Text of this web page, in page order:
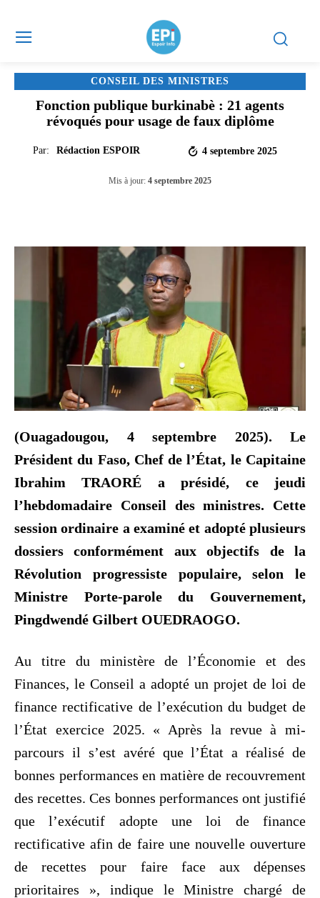
CONSEIL DES MINISTRES
Fonction publique burkinabè : 21 agents
révoqués pour usage de faux diplôme
Par: Rédaction ESPOIR 4 septembre 2025
Mis à jour: 4 septembre 2025
(Ouagadougou, 4 septembre 2025). Le
Président du Faso, Chef de l’État, le Capitaine
Ibrahim TRAORÉ a présidé, ce jeudi
l’hebdomadaire Conseil des ministres. Cette
session ordinaire a examiné et adopté plusieurs
dossiers conformément aux objectifs de la
Révolution progressiste populaire, selon le
Ministre Porte-parole du Gouvernement,
Pingdwendé Gilbert OUEDRAOGO.
Au titre du ministère de l’Économie et des
Finances, le Conseil a adopté un projet de loi de
finance rectificative de l’exécution du budget de
l’État exercice 2025. « Après la revue à mi-
parcours il s’est avéré que l’État a réalisé de
bonnes performances en matière de recouvrement
des recettes. Ces bonnes performances ont justifié
que l’exécutif adopte une loi de finance
rectificative afin de faire une nouvelle ouverture
de recettes pour faire face aux dépenses
prioritaires », indique le Ministre chargé de